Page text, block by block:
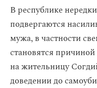
В республике
подвергаются
мужа, в частности
становятся
на жительницу
доведении до